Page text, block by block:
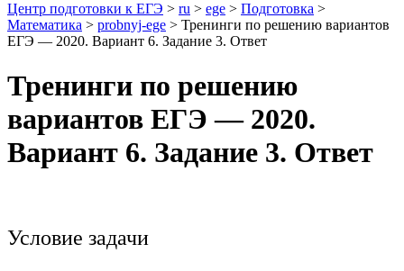
Центр подготовки к ЕГЭ > ru > ege > Подготовка >
Математика > probnyj-ege > Тренинги по решению вариантов
ЕГЭ — 2020. Вариант 6. Задание 3. Ответ
Тренинги по решению
вариантов ЕГЭ — 2020.
Вариант 6. Задание 3. Ответ
Условие задачи